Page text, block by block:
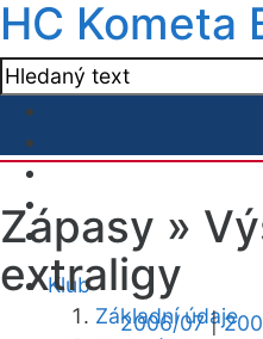
HC Kometa
Klub
Základní údaje
Zápasy »
extraligy
2006/07|